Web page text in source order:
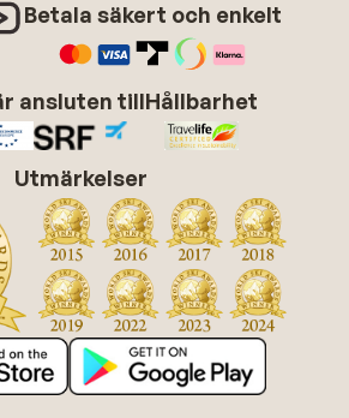
Betala säkert och enkelt
ansluten tillHållbarhet
Utmärkelser